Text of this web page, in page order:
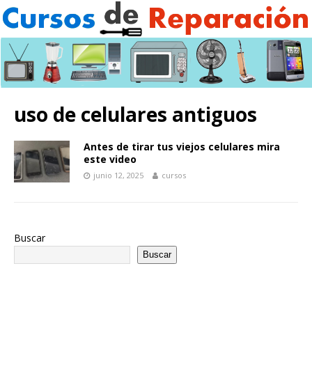
uso de celulares antiguos
Antes de tirar tus viejos celulares mira
este video
junio 12, 2025 cursos
Buscar
Buscar